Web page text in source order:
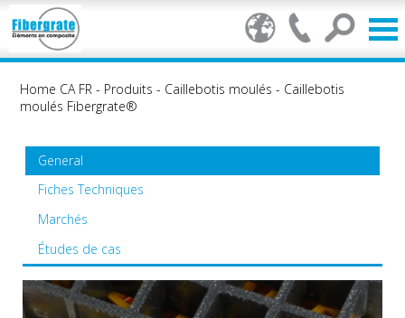
Home CA FR - Produits - Caillebotis moulés - Caillebotis
moulés Fibergrate®
General
Fiches Techniques
Marchés
Études de cas